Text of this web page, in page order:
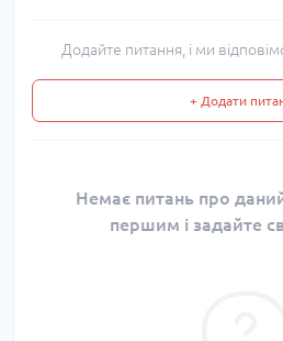
Додайте питання, і ми
+ Додати
Немає питань про
першим і задайте